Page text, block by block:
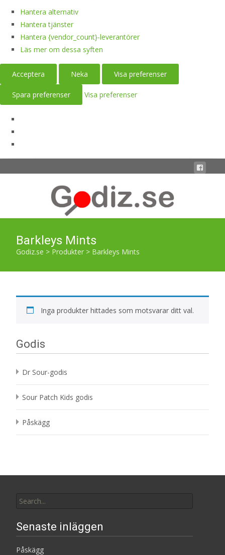
Hantera alternativ
Hantera tjänster
Hantera {vendor_count}-leverantörer
Läs mer om dessa syften
Acceptera Neka Visa preferenser
Spara preferenser Visa preferenser
Barkleys Mints
Godiz.se > Produkter > Barkleys Mints
Inga produkter hittades som motsvarar ditt val.
Godis
Dr Sour-godis
Sour Patch Kids godis
Påskägg
for:
Senaste inläggen
Påskägg